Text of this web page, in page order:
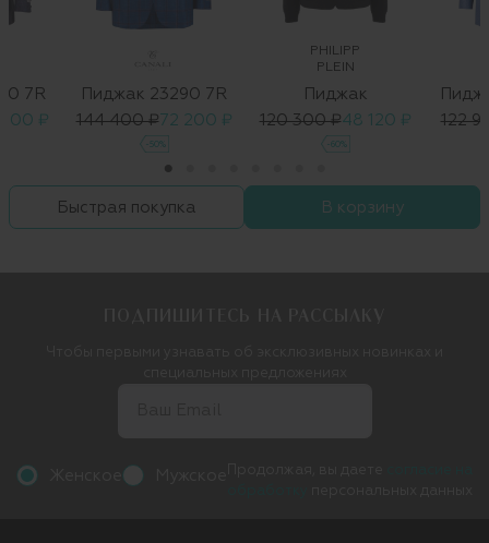
7R
₽
Пиджак 23290 7R
144 400 ₽ 72 200 ₽
-50%
PHILIPP
PLEIN
Пиджак
120 300 ₽48 120 ₽
-60%
122
Быстрая покупка В корзину